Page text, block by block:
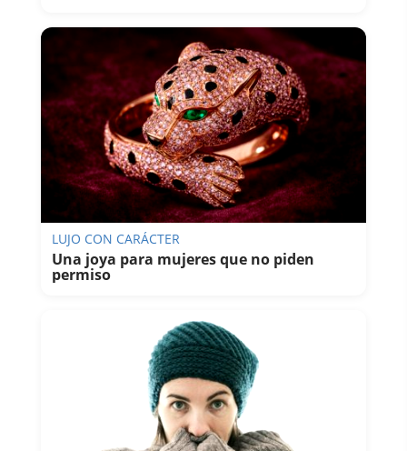
LUJO CON CARÁCTER
Una joya para mujeres que no piden
permiso